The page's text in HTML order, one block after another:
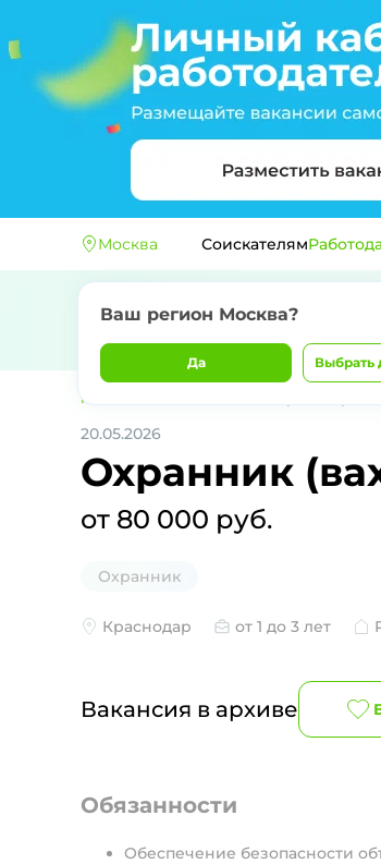
Москва
Ваш регион Москва?
Да Выбрать
Соискателям
Главная
20.05.2026
Охранник
от 80 000 руб.
Охранник
Краснодар от 1 до 3 лет
Вакансия в архиве
Обязанности
Обеспечение безопасности